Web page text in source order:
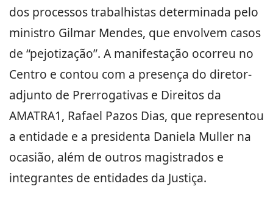
dos processos trabalhistas determinada pelo
ministro Gilmar Mendes, que envolvem casos
de “pejotização”. A manifestação ocorreu no
Centro e contou com a presença do diretor-
adjunto de Prerrogativas e Direitos da
AMATRA1, Rafael Pazos Dias, que representou
a entidade e a presidenta Daniela Muller na
ocasião, além de outros magistrados e
integrantes de entidades da Justiça.